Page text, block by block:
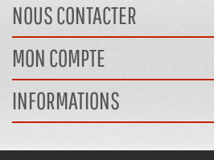
NOUS CONTACTER
MON COMPTE
INFORMATIONS